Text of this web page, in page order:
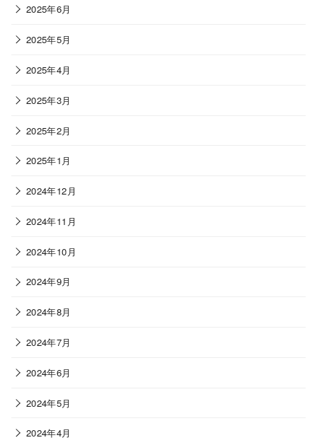
2025年6月
2025年5月
2025年4月
2025年3月
2025年2月
2025年1月
2024年12月
2024年11月
2024年10月
2024年9月
2024年8月
2024年7月
2024年6月
2024年5月
2024年4月